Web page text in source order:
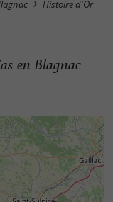
Histoire d'Or
en Blagnac